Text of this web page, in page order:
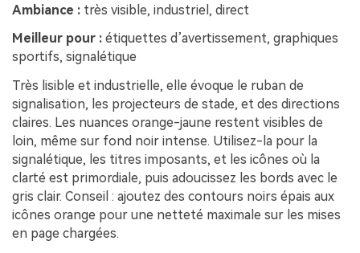
Ambiance : très visible, industriel, direct
Meilleur pour : étiquettes d’avertissement, graphiques
sportifs, signalétique
Très lisible et industrielle, elle évoque le ruban de
signalisation, les projecteurs de stade, et des directions
claires. Les nuances orange-jaune restent visibles de
loin, même sur fond noir intense. Utilisez-la pour la
signalétique, les titres imposants, et les icônes où la
clarté est primordiale, puis adoucissez les bords avec le
gris clair. Conseil : ajoutez des contours noirs épais aux
icônes orange pour une netteté maximale sur les mises
en page chargées.